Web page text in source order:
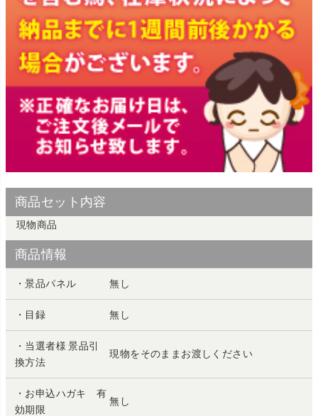
商品セット内容
現物商品
商品情報
・景品パネル 無し
・目録 無し
・当選者様 景品引
換方法
現物をそのままお渡しください
・お申込ハガキ 有
効期限
無し